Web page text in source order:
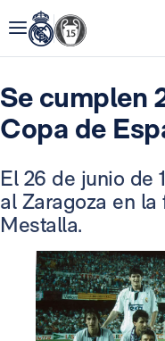
Se cumplen
Copa de
El 26 de junio de
al Zaragoza en
Mestalla.